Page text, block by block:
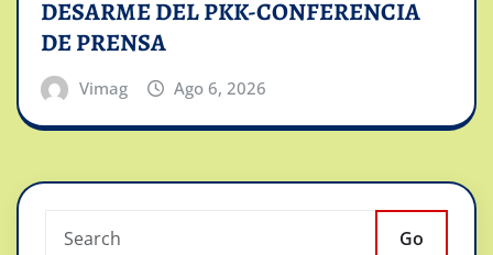
DESARME DEL PKK-CONFERENCIA
DE PRENSA
Vimag Ago 6, 2026
Go